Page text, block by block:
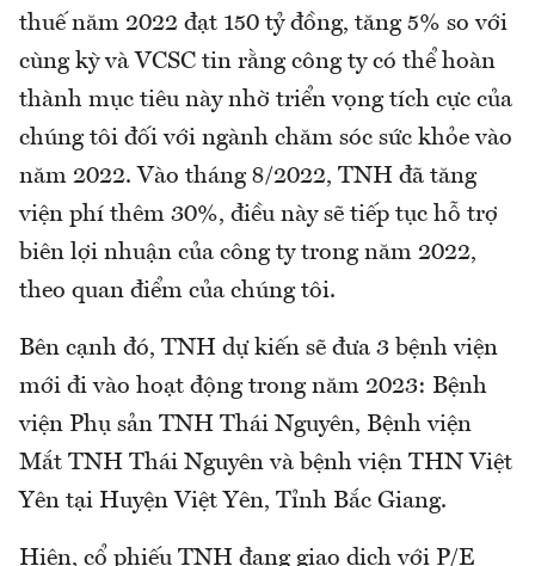
thuế năm 2022 đạt 150 tỷ đồng, tăng 5% so với
cùng kỳ và VCSC tin rằng công ty có thể hoàn
thành mục tiêu này nhờ triển vọng tích cực của
chúng tôi đối với ngành chăm sóc sức khỏe vào
năm 2022. Vào tháng 8/2022, TNH đã tăng
viện phí thêm 30%, điều này sẽ tiếp tục hỗ trợ
biên lợi nhuận của công ty trong năm 2022,
theo quan điểm của chúng tôi.
Bên cạnh đó, TNH dự kiến sẽ đưa 3 bệnh viện
mới đi vào hoạt động trong năm 2023: Bệnh
viện Phụ sản TNH Thái Nguyên, Bệnh viện
Mắt TNH Thái Nguyên và bệnh viện THN Việt
Yên tại Huyện Việt Yên, Tỉnh Bắc Giang.
Hiện, cổ phiếu TNH đang giao dịch với P/E